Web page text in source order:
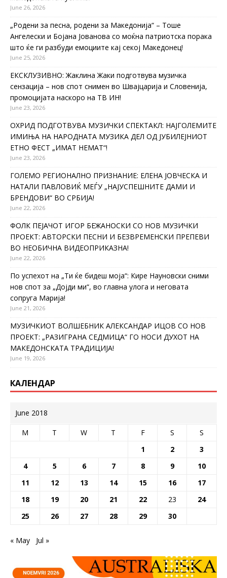
June 26, 2026
„Родени за песна, родени за Македонија“ – Тоше
Ангелески и Бојана Јованова со моќна патриотска порака
што ќе ги разбуди емоциите кај секој Македонец!
June 25, 2026
ЕКСКЛУЗИВНО: Жаклина Жаки подготвува музичка
сензација – нов спот снимен во Швајцарија и Словенија,
промоцијата наскоро на ТВ ИН!
June 23, 2026
ОХРИД ПОДГОТВУВА МУЗИЧКИ СПЕКТАКЛ: НАЈГОЛЕМИТЕ
ИМИЊА НА НАРОДНАТА МУЗИКА ДЕЛ ОД ЈУБИЛЕЈНИОТ
ЕТНО ФЕСТ „ИМАТ НЕМАТ“!
June 23, 2026
ГОЛЕМО РЕГИОНАЛНО ПРИЗНАНИЕ: ЕЛЕНА ЈОВЧЕСКА И
НАТАЛИ ПАВЛОВИЌ МЕЃУ „НАЈУСПЕШНИТЕ ДАМИ И
БРЕНДОВИ“ ВО СРБИЈА!
June 22, 2026
ФОЛК ПЕЈАЧОТ ИГОР БЕЖАНОСКИ СО НОВ МУЗИЧКИ
ПРОЕКТ: АВТОРСКИ ПЕСНИ И БЕЗВРЕМЕНСКИ ПРЕПЕВИ
ВО НЕОБИЧНА ВИДЕОПРИКАЗНА!
June 22, 2026
По успехот на „Ти ќе бидеш моја“: Кире Науновски сними
нов спот за „Дојди ми“, во главна улога и неговата
сопруга Марија!
June 21, 2026
МУЗИЧКИОТ ВОЛШЕБНИК АЛЕКСАНДАР ИЦОВ СО НОВ
ПРОЕКТ: „РАЗИГРАНА СЕДМИЦА“ ГО НОСИ ДУХОТ НА
МАКЕДОНСКАТА ТРАДИЦИЈА!
June 19, 2026
КАЛЕНДАР
June 2018
M T W T F S
S
1
2
3
4
5 6 7 8 9
10
11
12 13 14 15 16
17
18
19 20 21 22 23
24
25
26 27 28 29 30
« May Jul »